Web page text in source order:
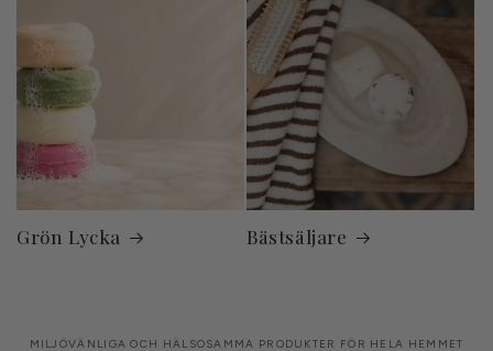
Grön Lycka Bästsäljare
MILJÖVÄNLIGA OCH HÄLSOSAMMA PRODUKTER FÖR HELA HEMMET